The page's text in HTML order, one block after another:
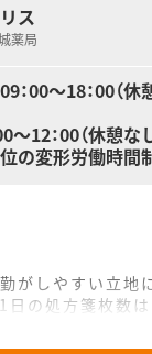
ス
薬局
00～18：00（休
12：00（休憩な
の変形労働時間
がしやすい立地
の処方箋枚数